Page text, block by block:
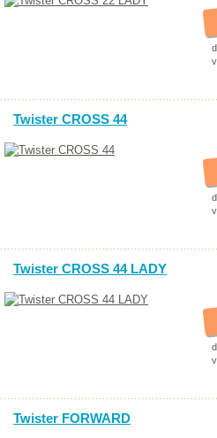
Twister CROSS 44
Twister CROSS 44 LADY
Twister FORWARD